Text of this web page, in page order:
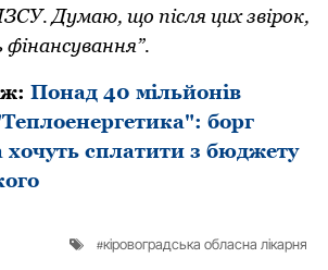
Думаю, що після цих звірок,
Понад 40 мільйонів
борг
хочуть сплатити з бюджету
кіровоградська обласна лікарня